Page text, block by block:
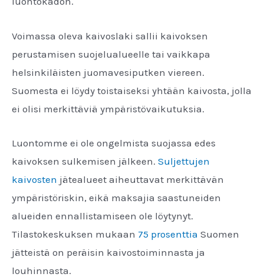
Voimassa oleva kaivoslaki sallii kaivoksen
perustamisen suojelualueelle tai vaikkapa
helsinkiläisten juomavesiputken viereen.
Suomesta ei löydy toistaiseksi yhtään kaivosta, jolla
ei olisi merkittäviä ympäristövaikutuksia.
Luontomme ei ole ongelmista suojassa edes
kaivoksen sulkemisen jälkeen. Suljettujen
kaivosten jätealueet aiheuttavat merkittävän
ympäristöriskin, eikä maksajia saastuneiden
alueiden ennallistamiseen ole löytynyt.
Tilastokeskuksen mukaan 75 prosenttia Suomen
jätteistä on peräisin kaivostoiminnasta ja
louhinnasta.